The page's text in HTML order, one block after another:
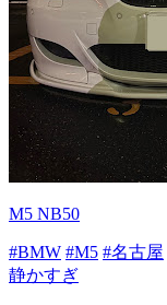
M5 NB50
#BMW #M5 #名古屋
静かすぎ